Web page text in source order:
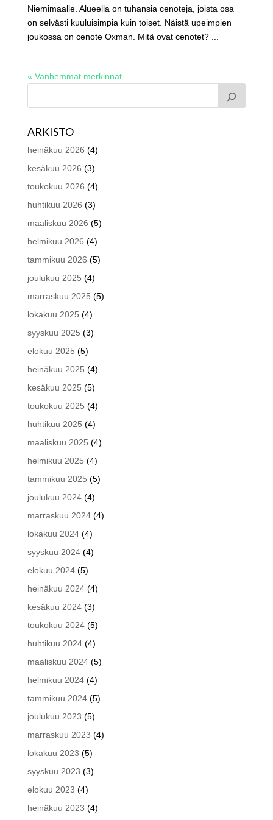
Niemimaalle. Alueella on tuhansia cenoteja, joista osa
on selvästi kuuluisimpia kuin toiset. Näistä upeimpien
joukossa on cenote Oxman. Mitä ovat cenotet? ...
« Vanhemmat merkinnät
ARKISTO
heinäkuu 2026 (4)
kesäkuu 2026 (3)
toukokuu 2026 (4)
huhtikuu 2026 (3)
maaliskuu 2026 (5)
helmikuu 2026 (4)
tammikuu 2026 (5)
joulukuu 2025 (4)
marraskuu 2025 (5)
lokakuu 2025 (4)
syyskuu 2025 (3)
elokuu 2025 (5)
heinäkuu 2025 (4)
kesäkuu 2025 (5)
toukokuu 2025 (4)
huhtikuu 2025 (4)
maaliskuu 2025 (4)
helmikuu 2025 (4)
tammikuu 2025 (5)
joulukuu 2024(4)
marraskuu 2024(4)
lokakuu 2024(4)
syyskuu 2024(4)
elokuu 2024(5)
heinäkuu 2024(4)
kesäkuu 2024(3)
toukokuu 2024(5)
huhtikuu 2024(4)
maaliskuu 2024(5)
helmikuu 2024(4)
tammikuu 2024(5)
joulukuu 2023 (5)
marraskuu 2023 (4)
lokakuu 2023 (5)
syyskuu 2023 (3)
elokuu 2023 (4)
heinäkuu 2023 (4)